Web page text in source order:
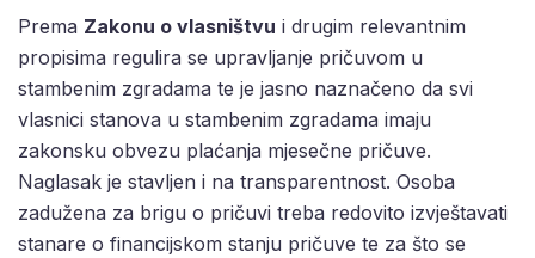
Prema Zakonu o vlasništvu i drugim relevantnim
propisima regulira se upravljanje pričuvom u
stambenim zgradama te je jasno naznačeno da svi
vlasnici stanova u stambenim zgradama imaju
zakonsku obvezu plaćanja mjesečne pričuve.
Naglasak je stavljen i na transparentnost. Osoba
zadužena za brigu o pričuvi treba redovito izvještavati
stanare o financijskom stanju pričuve te za što se